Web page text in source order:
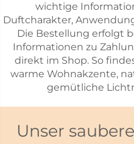
wichtige
Duftcharakter,
Die Bestellung erfolgt
Informationen zu
direkt im Shop. So
warme Wohnakzente,
gemütliche
Unser